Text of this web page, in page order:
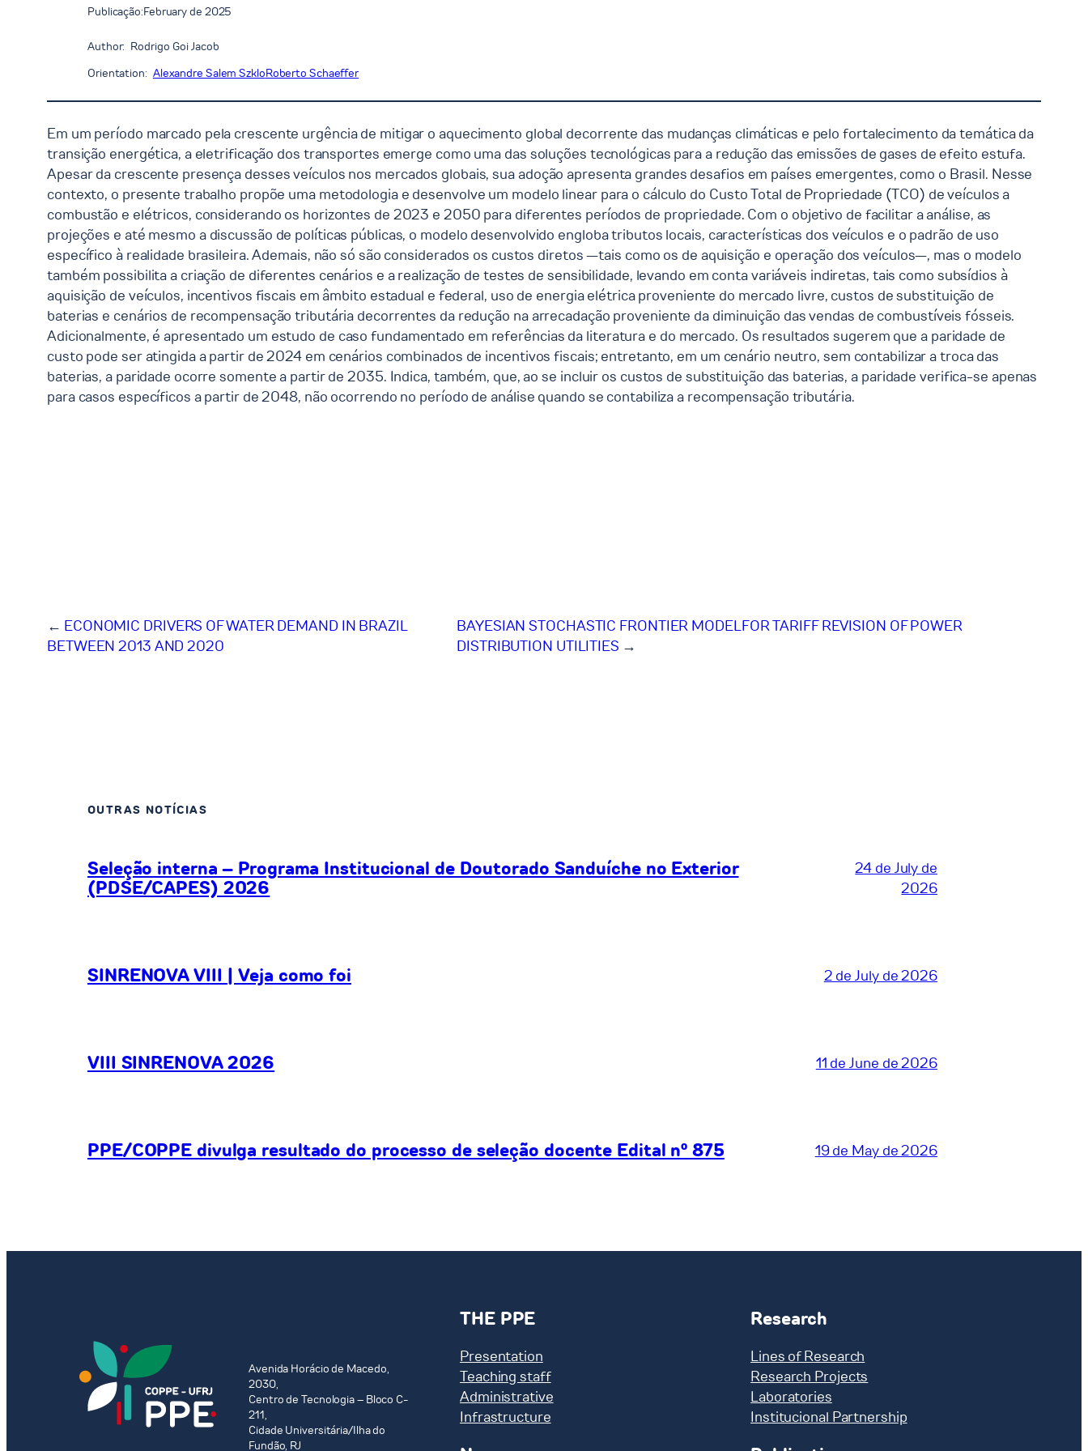
Publicação:February de 2025
Author: Rodrigo Goi Jacob
Orientation: Alexandre Salem SzkloRoberto Schaeffer
Em um período marcado pela crescente urgência de mitigar o aquecimento global decorrente das mudanças climáticas e pelo fortalecimento da temática da
transição energética, a eletrificação dos transportes emerge como uma das soluções tecnológicas para a redução das emissões de gases de efeito estufa.
Apesar da crescente presença desses veículos nos mercados globais, sua adoção apresenta grandes desafios em países emergentes, como o Brasil. Nesse
contexto, o presente trabalho propõe uma metodologia e desenvolve um modelo linear para o cálculo do Custo Total de Propriedade (TCO) de veículos a
combustão e elétricos, considerando os horizontes de 2023 e 2050 para diferentes períodos de propriedade. Com o objetivo de facilitar a análise, as
projeções e até mesmo a discussão de políticas públicas, o modelo desenvolvido engloba tributos locais, características dos veículos e o padrão de uso
específico à realidade brasileira. Ademais, não só são considerados os custos diretos —tais como os de aquisição e operação dos veículos—, mas o modelo
também possibilita a criação de diferentes cenários e a realização de testes de sensibilidade, levando em conta variáveis indiretas, tais como subsídios à
aquisição de veículos, incentivos fiscais em âmbito estadual e federal, uso de energia elétrica proveniente do mercado livre, custos de substituição de
baterias e cenários de recompensação tributária decorrentes da redução na arrecadação proveniente da diminuição das vendas de combustíveis fósseis.
Adicionalmente, é apresentado um estudo de caso fundamentado em referências da literatura e do mercado. Os resultados sugerem que a paridade de
custo pode ser atingida a partir de 2024 em cenários combinados de incentivos fiscais; entretanto, em um cenário neutro, sem contabilizar a troca das
baterias, a paridade ocorre somente a partir de 2035. Indica, também, que, ao se incluir os custos de substituição das baterias, a paridade verifica-se apenas
para casos específicos a partir de 2048, não ocorrendo no período de análise quando se contabiliza a recompensação tributária.
← ECONOMIC DRIVERS OF WATER DEMAND IN BRAZIL
BETWEEN 2013 AND 2020
BAYESIAN STOCHASTIC FRONTIER MODELFOR TARIFF REVISION OF POWER
DISTRIBUTION UTILITIES →
OUTRAS NOTÍCIAS
Seleção interna – Programa Institucional de Doutorado Sanduíche no Exterior
(PDSE/CAPES) 2026
24 de July de
2026
SINRENOVA VIII | Veja como foi 2 de July de 2026
VIII SINRENOVA 2026 11 de June de 2026
PPE/COPPE divulga resultado do processo de seleção docente Edital nº 875 19 de May de 2026
Avenida Horácio de Macedo,
2030,
Centro de Tecnologia – Bloco C-
211,
Cidade Universitária/Ilha do
Fundão, RJ
THE PPE
Presentation
Teaching staff
Administrative
Infrastructure
Research
Lines of Research
Research Projects
Laboratories
Institucional Partnership